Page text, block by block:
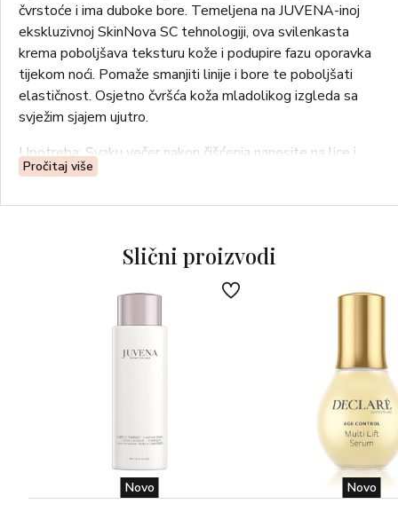
čvrstoće i ima duboke bore. Temeljena na JUVENA-inoj
ekskluzivnoj SkinNova SC tehnologiji, ova svilenkasta
krema poboljšava teksturu kože i podupire fazu oporavka
tijekom noći. Pomaže smanjiti linije i bore te poboljšati
elastičnost. Osjetno čvršća koža mladolikog izgleda sa
svježim sjajem ujutro.
Upotreba: Svaku večer nakon čišćenja nanesite na lice i
vrat.
Za sve tipove kože.
Pročitaj više
Slični proizvodi
Novo Novo